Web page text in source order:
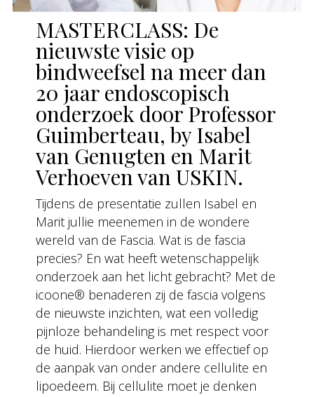
MASTERCLASS: De
nieuwste visie op
bindweefsel na meer dan
20 jaar endoscopisch
onderzoek door Professor
Guimberteau, by Isabel
van Genugten en Marit
Verhoeven van USKIN.
Tijdens de presentatie zullen Isabel en
Marit jullie meenemen in de wondere
wereld van de Fascia. Wat is de fascia
precies? En wat heeft wetenschappelijk
onderzoek aan het licht gebracht? Met de
icoone® benaderen zij de fascia volgens
de nieuwste inzichten, wat een volledig
pijnloze behandeling is met respect voor
de huid. Hierdoor werken we effectief op
de aanpak van onder andere cellulite en
lipoedeem. Bij cellulite moet je denken